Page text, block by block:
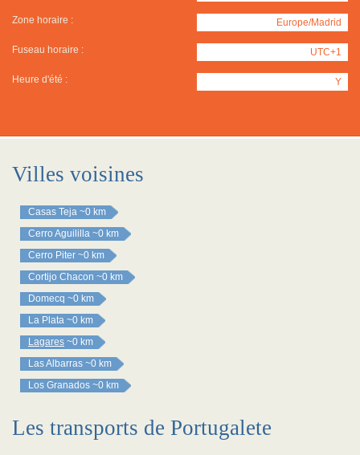
Zone horaire : Europe/Madrid
Fuseau horaire : UTC+1
Heure d'été : Y
Villes voisines
Casas Teja ~0 km
Cerro Aguililla ~0 km
Cerro Piter ~0 km
Cortijo Chacon ~0 km
Domecq ~0 km
La Plata ~0 km
Lagares ~0 km
Las Albarras ~0 km
Los Granados ~0 km
Les transports de Portugalete